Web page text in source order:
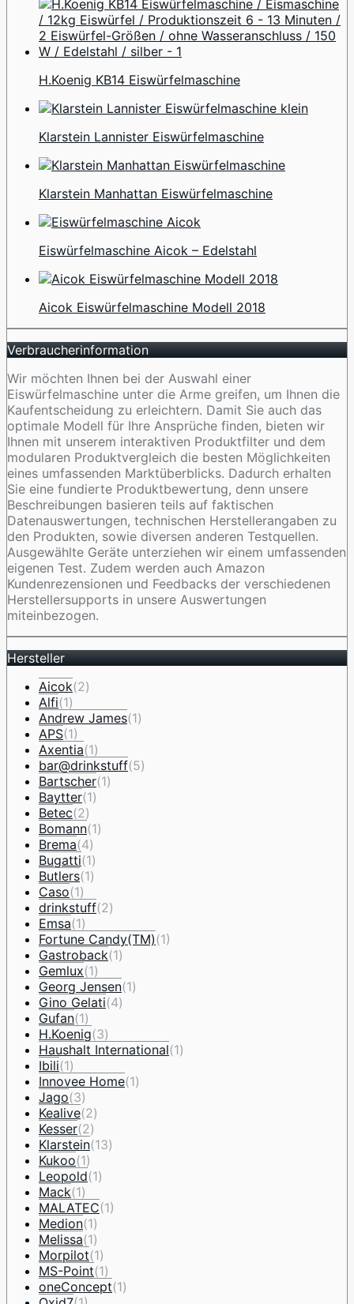
H.Koenig KB14 Eiswürfelmaschine
Klarstein Lannister Eiswürfelmaschine
Klarstein Manhattan Eiswürfelmaschine
Eiswürfelmaschine Aicok – Edelstahl
Aicok Eiswürfelmaschine Modell 2018
Verbraucherinformation
Wir möchten Ihnen bei der Auswahl einer
Eiswürfelmaschine unter die Arme greifen, um Ihnen die
Kaufentscheidung zu erleichtern. Damit Sie auch das
optimale Modell für Ihre Ansprüche finden, bieten wir
Ihnen mit unserem interaktiven Produktfilter und dem
modularen Produktvergleich die besten Möglichkeiten
eines umfassenden Marktüberblicks. Dadurch erhalten
Sie eine fundierte Produktbewertung, denn unsere
Beschreibungen basieren teils auf faktischen
Datenauswertungen, technischen Herstellerangaben zu
den Produkten, sowie diversen anderen Testquellen.
Ausgewählte Geräte unterziehen wir einem umfassenden
eigenen Test. Zudem werden auch Amazon
Kundenrezensionen und Feedbacks der verschiedenen
Herstellersupports in unsere Auswertungen
miteinbezogen.
Hersteller
Aicok(2)
Alfi(1)
Andrew James(1)
APS(1)
Axentia(1)
bar@drinkstuff(5)
Bartscher(1)
Baytter(1)
Betec(2)
Bomann(1)
Brema(4)
Bugatti(1)
Butlers(1)
Caso(1)
drinkstuff(2)
Emsa(1)
Fortune Candy(TM)(1)
Gastroback(1)
Gemlux(1)
Georg Jensen(1)
Gino Gelati(4)
Gufan(1)
H.Koenig(3)
Haushalt International(1)
Ibili(1)
Innovee Home(1)
Jago(3)
Kealive(2)
Kesser(2)
Klarstein(13)
Kukoo(1)
Leopold(1)
Mack(1)
MALATEC(1)
Medion(1)
Melissa(1)
Morpilot(1)
MS-Point(1)
oneConcept(1)